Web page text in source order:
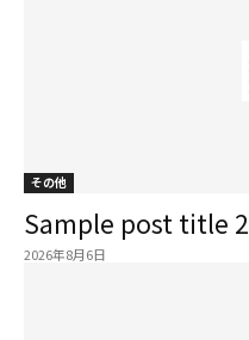
その他
Sample post title 2
2026年8月6日